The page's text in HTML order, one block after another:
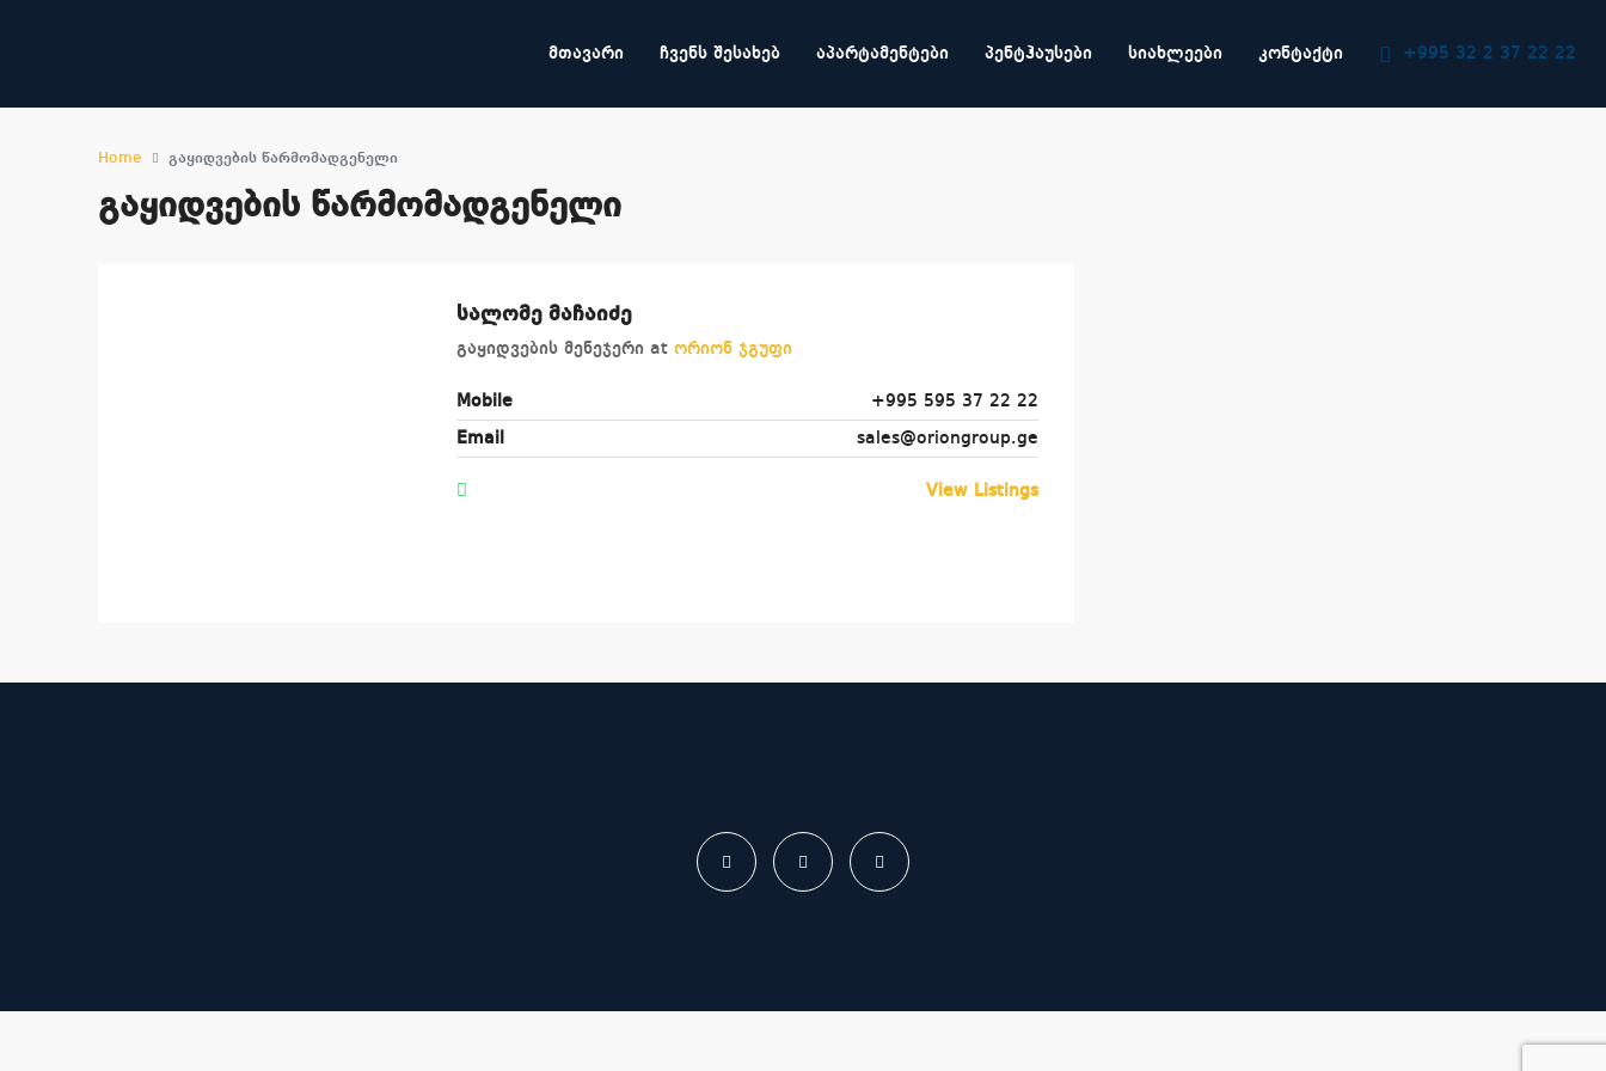
ᲛᲗᲐᲕᲐᲠᲘ ᲩᲕᲔᲜᲡ ᲨᲔᲡᲐᲮᲔᲑ ᲐᲞᲐᲠᲢᲐᲛᲔᲜᲢᲔᲑᲘ ᲞᲔᲜᲢᲰᲐᲣᲡᲔᲑᲘ ᲡᲘᲐᲮᲚᲔᲔᲑᲘ ᲙᲝᲜᲢᲐᲥᲢᲘ +995 32 2 37 22 22
Home გაყიდვების წარმომადგენელი
გაყიდვების წარმომადგენელი
სალომე მაჩაიძე
გაყიდვების მენეჯერი at ორიონ ჯგუფი
Mobile
+995 595 37 22 22
Email
sales@oriongroup.ge
View Listings